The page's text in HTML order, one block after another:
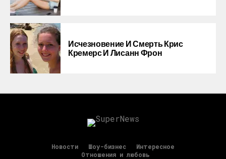
Исчезновение И Смерть Крис
Кремерс И Лисанн Фрон
Новости Шоу-бизнес
Интересное
Отношения и любовь